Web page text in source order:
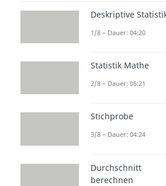
Wichtige Inhalte
Was
Du möchtest mehr
berechnest? In
du alles, was du
Wir erklären dir
Deskriptive
1/8 – Dauer: 04:20
Statistik Mathe
2/8 – Dauer: 05:21
Stichprobe
3/8 – Dauer: 04:24
Durchschnitt
berechnen